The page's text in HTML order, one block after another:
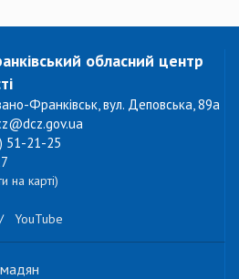
обласний центр
Франківськ, вул. Деповська, 89а
51-21-25
на карті)
YouTube